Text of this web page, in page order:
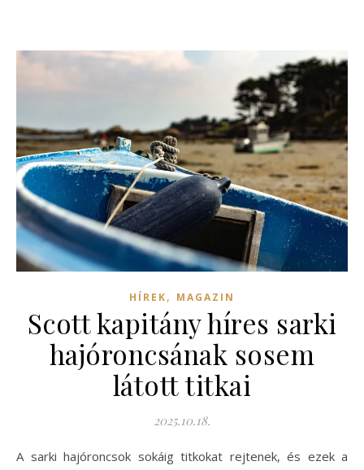
HÍREK, MAGAZIN
Scott kapitány híres sarki
hajóroncsának sosem
látott titkai
2025.10.18.
A sarki hajóroncsok sokáig titkokat rejtenek, és ezek a